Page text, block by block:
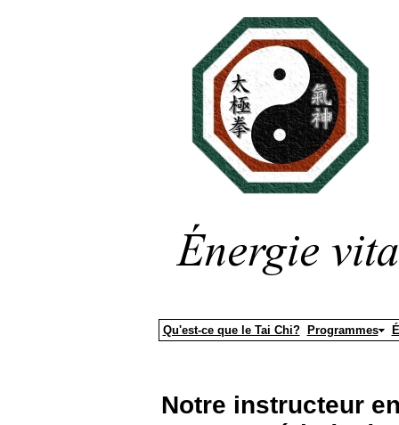
Qu'est-ce que le Tai Chi? Programmes
Notre instructeur